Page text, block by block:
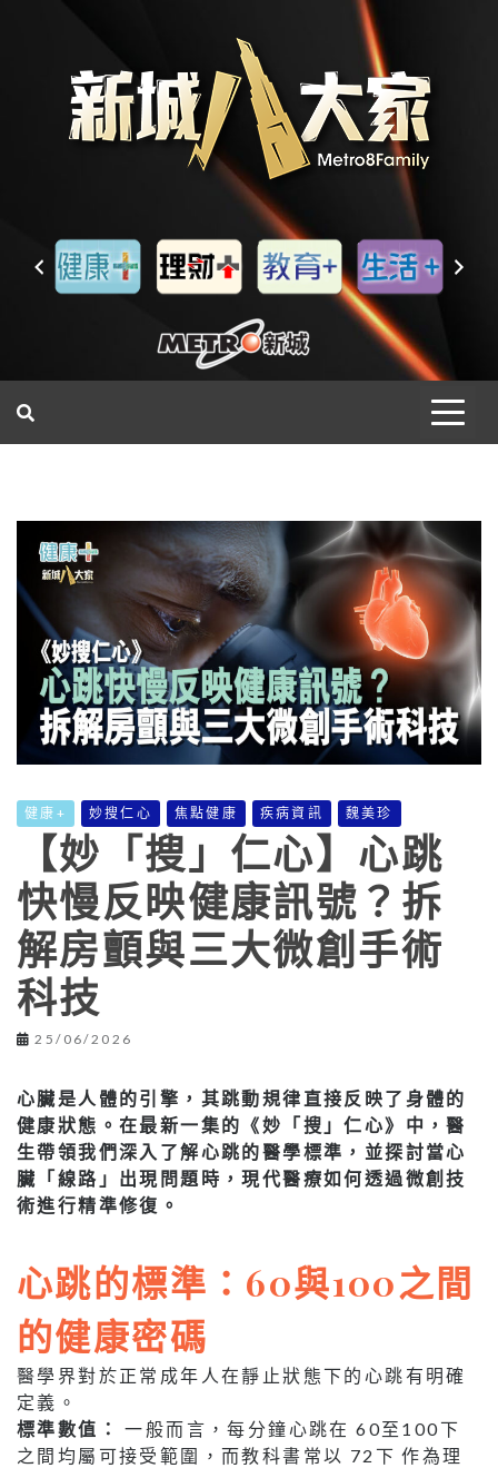
健康+ 妙搜仁心 焦點健康 疾病資訊 魏美珍
【妙「搜」仁心】心跳
快慢反映健康訊號？拆
解房顫與三大微創手術
科技
25/06/2026
心臟是人體的引擎，其跳動規律直接反映了身體的
健康狀態。在最新一集的《妙「搜」仁心》中，醫
生帶領我們深入了解心跳的醫學標準，並探討當心
臟「線路」出現問題時，現代醫療如何透過微創技
術進行精準修復。
心跳的標準：60與100之間
的健康密碼
醫學界對於正常成年人在靜止狀態下的心跳有明確
定義。
標準數值：
一般而言，每分鐘心跳在 60至100下
之間均屬可接受範圍，而教科書常以 72下 作為理